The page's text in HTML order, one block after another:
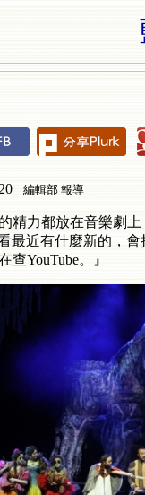
編輯部 報導
精力都放在音樂劇
最近有什麼新的，
YouTube。』